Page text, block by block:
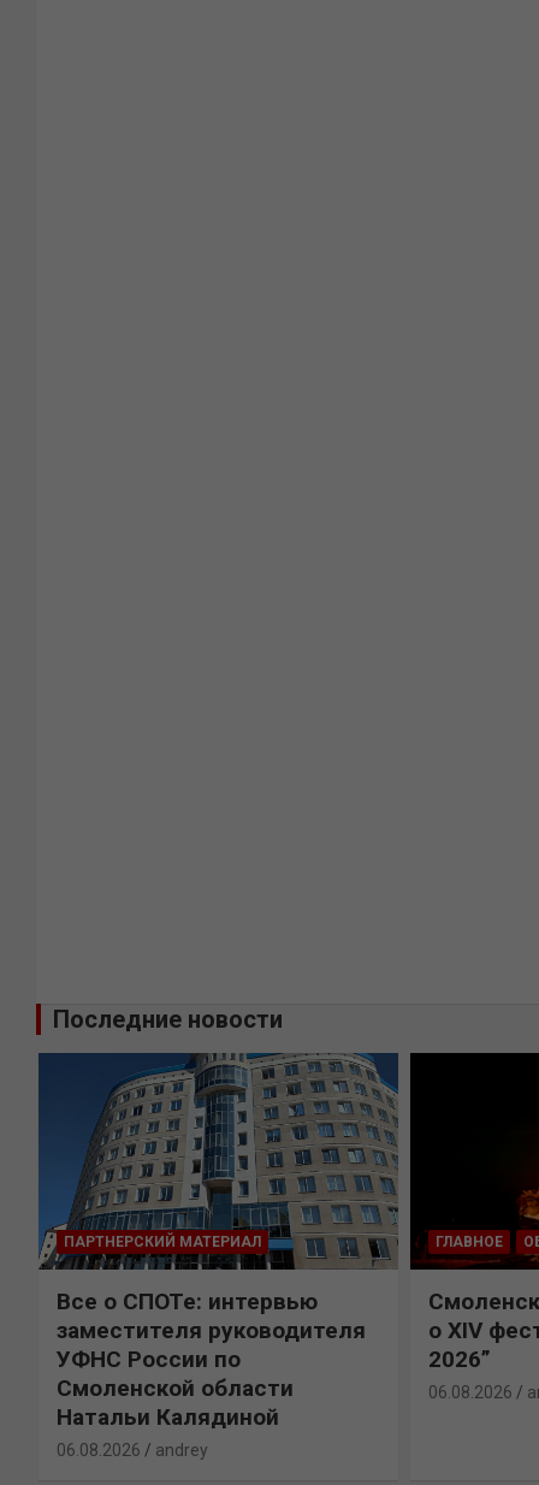
Последние новости
ПАРТНЕРСКИЙ МАТЕРИАЛ
Все о СПОТе: интервью
заместителя руководителя
УФНС России по
Смоленской области
Натальи Калядиной
06.08.2026 andrey
ГЛАВНОЕ
о XIV
2026”
06.08.2026